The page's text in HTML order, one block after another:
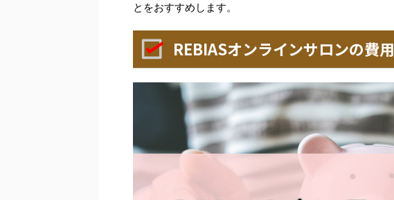
とをおすすめします。
REBIASオンラインサロンの費用